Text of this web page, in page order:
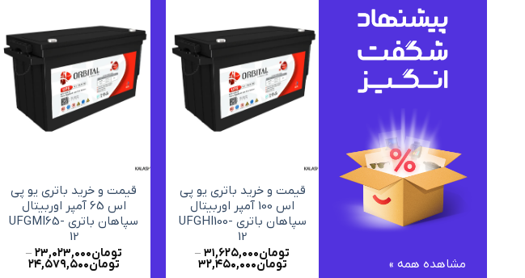
مشاهده همه »
افزودن
به
علاقه
مندی
ها
قیمت و خرید باتری یو پی
اس 100 آمپر اوربیتال
سپاهان باتری UFGHI100-
12
تومان۳۱,۶۲۵,۰۰۰ –
تومان۳۲,۴۵۰,۰۰۰
افزودن
به
علاقه
مندی
ها
قیمت و خرید باتری یو پی
اس 65 آمپر اوربیتال
سپاهان باتری UFGMI65-
12
تومان۲۳,۰۲۳,۰۰۰ –
تومان۲۴,۵۷۹,۵۰۰
به
علاقه
مندی
+
قیمت و خرید باتری یو پی
اس 4.5 آمپر استارسل –
UPS BATTERY